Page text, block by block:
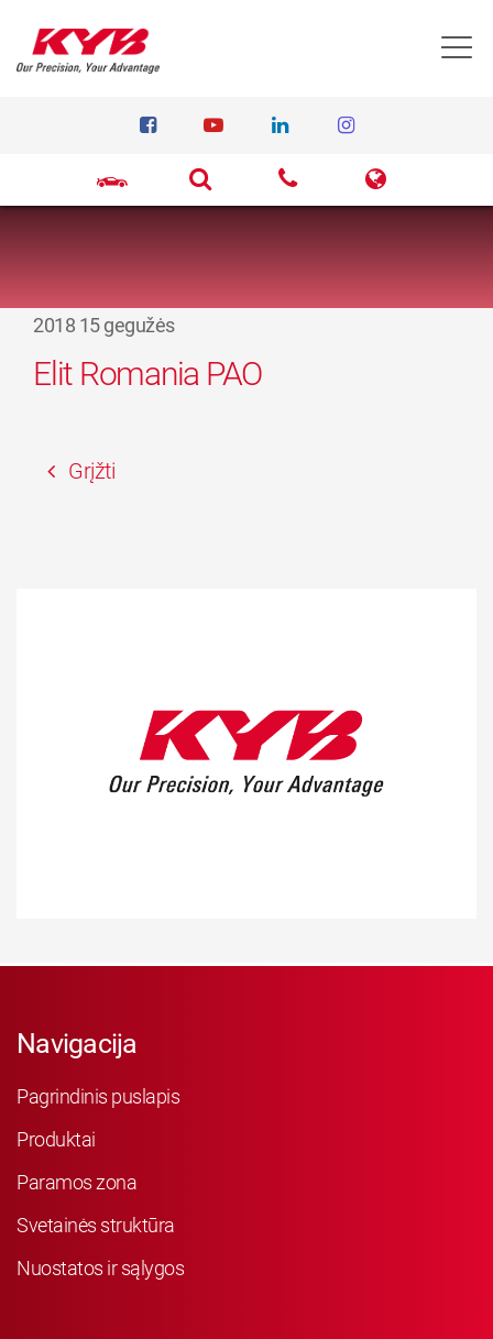
2018 15 gegužės
Elit Romania PAO
Grįžti
Navigacija
Pagrindinis puslapis
Produktai
Paramos zona
Svetainės struktūra
Nuostatos ir sąlygos